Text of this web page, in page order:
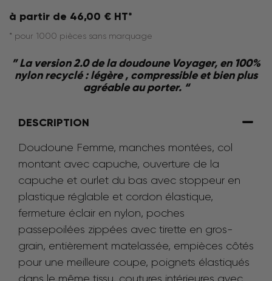
à partir de 46,00 € HT*
* pour 1000 pièces sans marquage
” La version 2.0 de la doudoune Voyager, en 100%
nylon recyclé : légère , compressible et bien plus
agréable au porter. “
DESCRIPTION
Doudoune Femme, manches montées, col
montant avec capuche, ouverture de la
capuche et ourlet du bas avec stoppeur en
plastique réglable et cordon élastique,
fermeture éclair en nylon, poches
passepoilées zippées avec tirette en gros-
grain, entièrement matelassée, empièces côtés
pour une meilleure coupe, poignets élastiqués
dans le même tissu, coutures intérieures avec